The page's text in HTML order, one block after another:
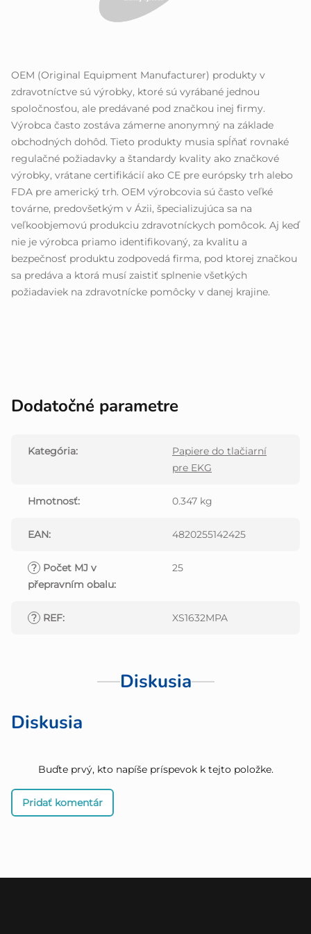
OEM (Original Equipment Manufacturer) produkty v
zdravotníctve sú výrobky, ktoré sú vyrábané jednou
spoločnosťou, ale predávané pod značkou inej firmy.
Výrobca často zostáva zámerne anonymný na základe
obchodných dohôd. Tieto produkty musia spĺňať rovnaké
regulačné požiadavky a štandardy kvality ako značkové
výrobky, vrátane certifikácií ako CE pre európsky trh alebo
FDA pre americký trh. OEM výrobcovia sú často veľké
továrne, predovšetkým v Ázii, špecializujúca sa na
veľkoobjemovú produkciu zdravotníckych pomôcok. Aj keď
nie je výrobca priamo identifikovaný, za kvalitu a
bezpečnosť produktu zodpovedá firma, pod ktorej značkou
sa predáva a ktorá musí zaistiť splnenie všetkých
požiadaviek na zdravotnícke pomôcky v danej krajine.
Dodatočné parametre
Kategória:
Papiere do tlačiarní
pre EKG
Hmotnosť: 0.347 kg
EAN: 4820255142425
? Počet MJ v
přepravním obalu:
25
? REF: XS1632MPA
Diskusia
Diskusia
Buďte prvý, kto napíše príspevok k tejto položke.
Pridať komentár